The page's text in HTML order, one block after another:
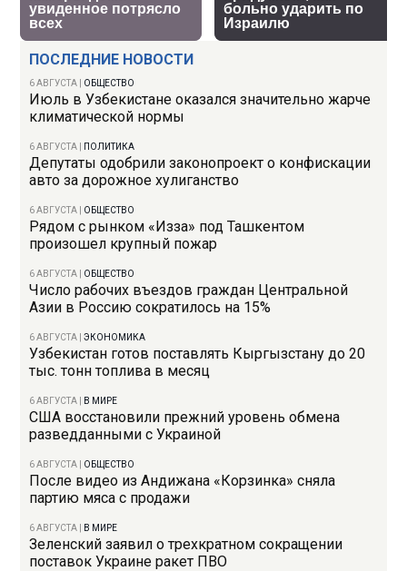
ПОСЛЕДНИЕ НОВОСТИ
6 АВГУСТА ОБЩЕСТВО
Июль в Узбекистане оказался значительно жарче
климатической нормы
6 АВГУСТА ПОЛИТИКА
Депутаты одобрили законопроект о конфискации
авто за дорожное хулиганство
6 АВГУСТА ОБЩЕСТВО
Рядом с рынком «Изза» под Ташкентом
произошел крупный пожар
6 АВГУСТА ОБЩЕСТВО
Число рабочих въездов граждан Центральной
Азии в Россию сократилось на 15%
6 АВГУСТА |ЭКОНОМИКА
Узбекистан готов поставлять Кыргызстану до 20
тыс. тонн топлива в месяц
6 АВГУСТА В МИРЕ
США восстановили прежний уровень обмена
разведданными с Украиной
6 АВГУСТА ОБЩЕСТВО
После видео из Андижана «Корзинка» сняла
партию мяса с продажи
6 АВГУСТА В МИРЕ
Зеленский заявил о трехкратном сокращении
поставок Украине ракет ПВО